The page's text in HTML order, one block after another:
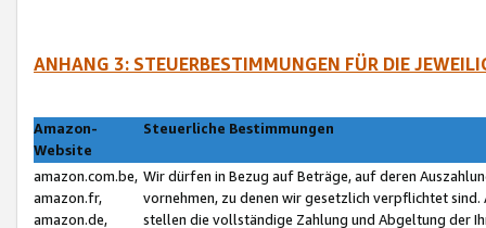
ANHANG 3: STEUERBESTIMMUNGEN FÜR DIE
Amazon-
Website
Steuerliche Bestimmungen
amazon.com.be,
amazon.fr,
amazon.de,
Wir dürfen in Bezug auf Beträge, auf deren
vornehmen, zu denen wir gesetzlich verpflichtet
stellen die vollständige Zahlung und Abgeltung der